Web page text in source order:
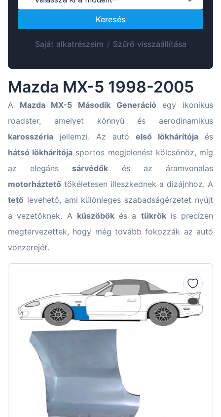
Suomen
Lietuvių
Slovenian
Latvian
Slovenčina
Keresés
Saját alkatrészeim / Szűrő visszaállítása
Mazda MX-5 1998-2005
A Mazda MX-5 Második Generáció egy ikonikus
roadster, amelyet könnyű és aerodinamikus
karosszéria jellemzi. Az autó első lökhárítója és
hátsó lökhárítója sportos megjelenést kölcsönöz, míg
az elegánssárvédők és az áramvonalas
motorháztető tökéletesen illeszkednek a dizájnhoz. A
tető levehető, ami különleges szabadságérzetet nyújt
a vezetőknek. A küszöbökés a tükrökis precízen
megtervezettek, hogy még tovább fokozzák az autó
vonzerejét.